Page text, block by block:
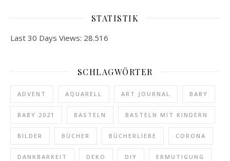
STATISTIK
Last 30 Days Views: 28.516
SCHLAGWÖRTER
ADVENT AQUARELL ART JOURNAL BABY
BABY 2021 BASTELN BASTELN MIT KINDERN
BILDER BÜCHER BÜCHERLIEBE CORONA
DANKBARKEIT DEKO DIY ERMUTIGUNG